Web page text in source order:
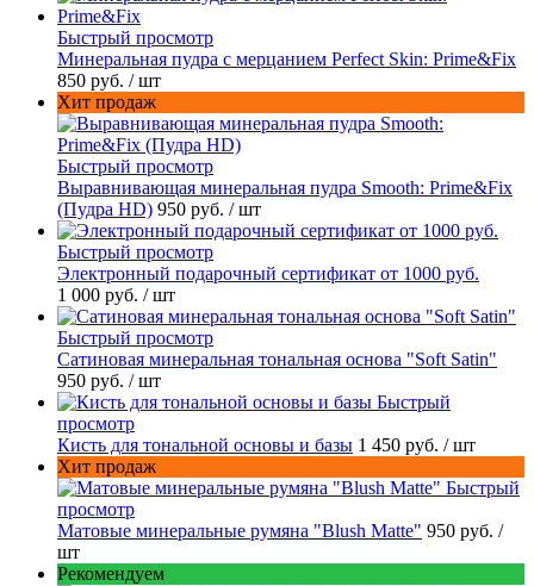
Быстрый просмотр
Минеральная пудра с мерцанием Perfect Skin: Prime&Fix
850 руб. / шт
Хит продаж
Быстрый просмотр
Выравнивающая минеральная пудра Smooth: Prime&Fix
(Пудра HD) 950 руб. / шт
Быстрый просмотр
Электронный подарочный сертификат от 1000 руб.
1 000 руб. / шт
Быстрый просмотр
Сатиновая минеральная тональная основа "Soft Satin"
950 руб. / шт
Быстрый
просмотр
Кисть для тональной основы и базы 1 450 руб. / шт
Хит продаж
Быстрый
просмотр
Матовые минеральные румяна "Blush Matte" 950 руб. /
шт
Рекомендуем